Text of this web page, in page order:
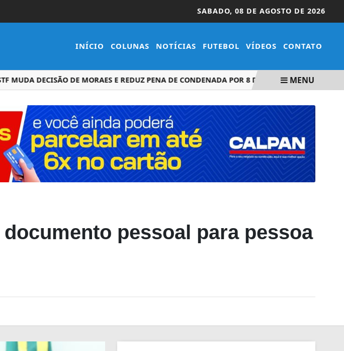
SABADO, 08 DE AGOSTO DE 2026
INÍCIO COLUNAS NOTÍCIAS FUTEBOL VÍDEOS CONTATO
MUDA DECISÃO DE MORAES E REDUZ PENA DE CONDENADA POR 8 DE JANEIRO MENU
pessoal para pessoa